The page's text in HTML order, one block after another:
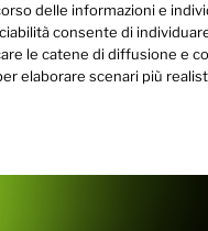
delle informazioni e
consente di
le catene di diffusione e
elaborare scenari più